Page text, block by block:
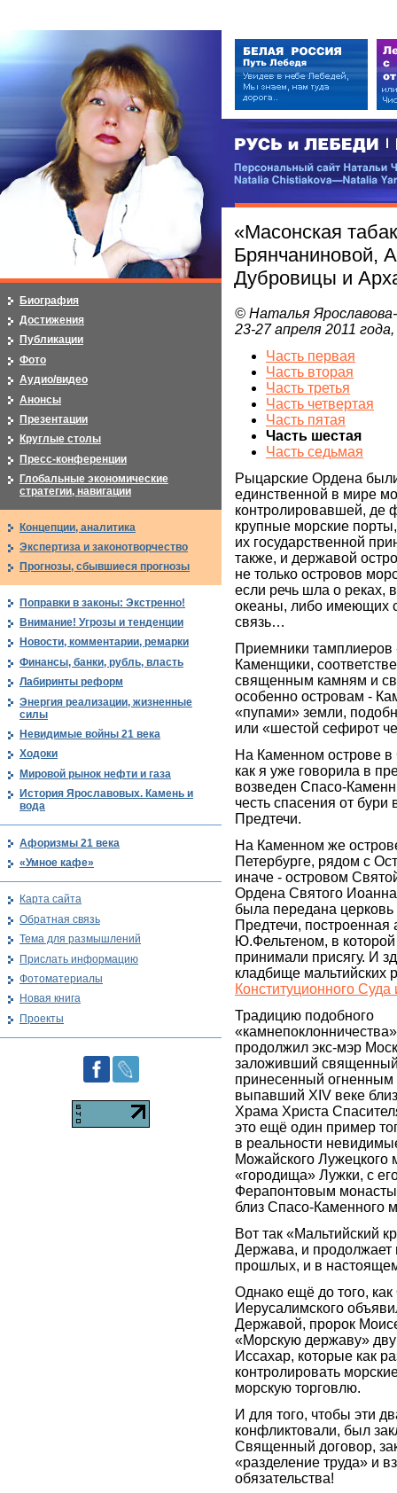
РУСЬ и ЛЕБЕДИ | RUSI —
Персональный сайт Натальи
«Масонская
Брянчаниновой,
Дубровицы и
© Наталья
23-27 апреля 2011
Часть первая
Часть вторая
Часть третья
Часть четвертая
Часть пятая
Часть шестая
Часть седьмая
Рыцарские Ордена
единственной в мире
контролировавшей, де
крупные морские
их государственной
также, и державой
не только островов
если речь шла о реках,
океаны, либо имеющих
связь…
Приемники тамплиеров
Каменщики,
священным камням и
особенно островам -
«пупами» земли,
или «шестой сефирот
На Каменном острове
как я уже говорила в
возведен Спасо-
честь спасения от
Предтечи.
На Каменном же
Петербурге, рядом с
иначе - островом
Ордена Святого
была передана
Предтечи, построенная
Ю.Фельтеном, в
принимали присягу. И
кладбище мальтийских
Конституционного
Традицию подобного
продолжил экс-мэр
заложивший
принесенный
выпавший XIV веке
Храма Христа
это ещё один пример
в реальности
Можайского Лужецкого
«городища» Лужки, с
Ферапонтовым
близ Спасо-Каменного
Вот так «Мальтийский
Держава, и продолжает
прошлых, и в
Однако ещё до того,
Иерусалимского
Державой, пророк
«Морскую державу»
Иссахар, которые как
контролировать
морскую торговлю.
И для того, чтобы эти
конфликтовали, был
Священный договор,
«разделение труда» и
обязательства!
Биография
Достижения
Публикации
Фото
Аудио/видео
Анонсы
Презентации
Круглые столы
Пресс-конференции
Глобальные экономические
стратегии, навигации
Концепции, аналитика
Экспертиза и законотворчество
Прогнозы, сбывшиеся прогнозы
Поправки в законы: Экстренно!
Внимание! Угрозы и тенденции
Новости, комментарии, ремарки
Финансы, банки, рубль, власть
Лабиринты реформ
Энергия реализации, жизненные
силы
Невидимые войны 21 века
Ходоки
Мировой рынок нефти и газа
История Ярославовых. Камень и
вода
Афоризмы 21 века
«Умное кафе»
Карта сайта
Обратная связь
Тема для размышлений
Прислать информацию
Фотоматериалы
Новая книга
Проекты